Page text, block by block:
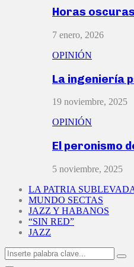
Horas
7 enero, 2026
OPINIÓN
La ingeniería
19 noviembre, 2025
OPINIÓN
El peronismo
5 noviembre, 2025
LA PATRIA
MUNDO SECTAS
JAZZ Y HABANOS
“SIN RED”
JAZZ
Search
for: